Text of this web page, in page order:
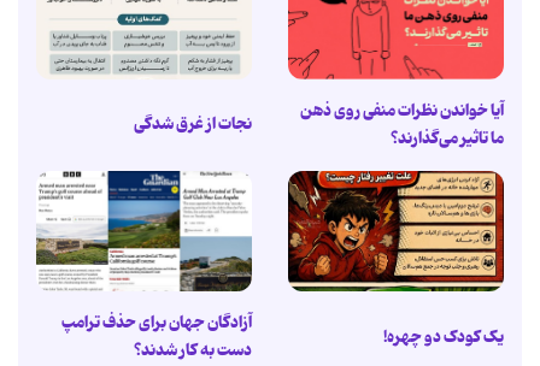
آیا خواندن نظرات منفی روی ذهن
ما تاثیر می‌گذارند؟
نجات از غرق شدگی
یک کودک دو چهره!
آزادگان جهان برای حذف ترامپ
دست به کار شدند؟